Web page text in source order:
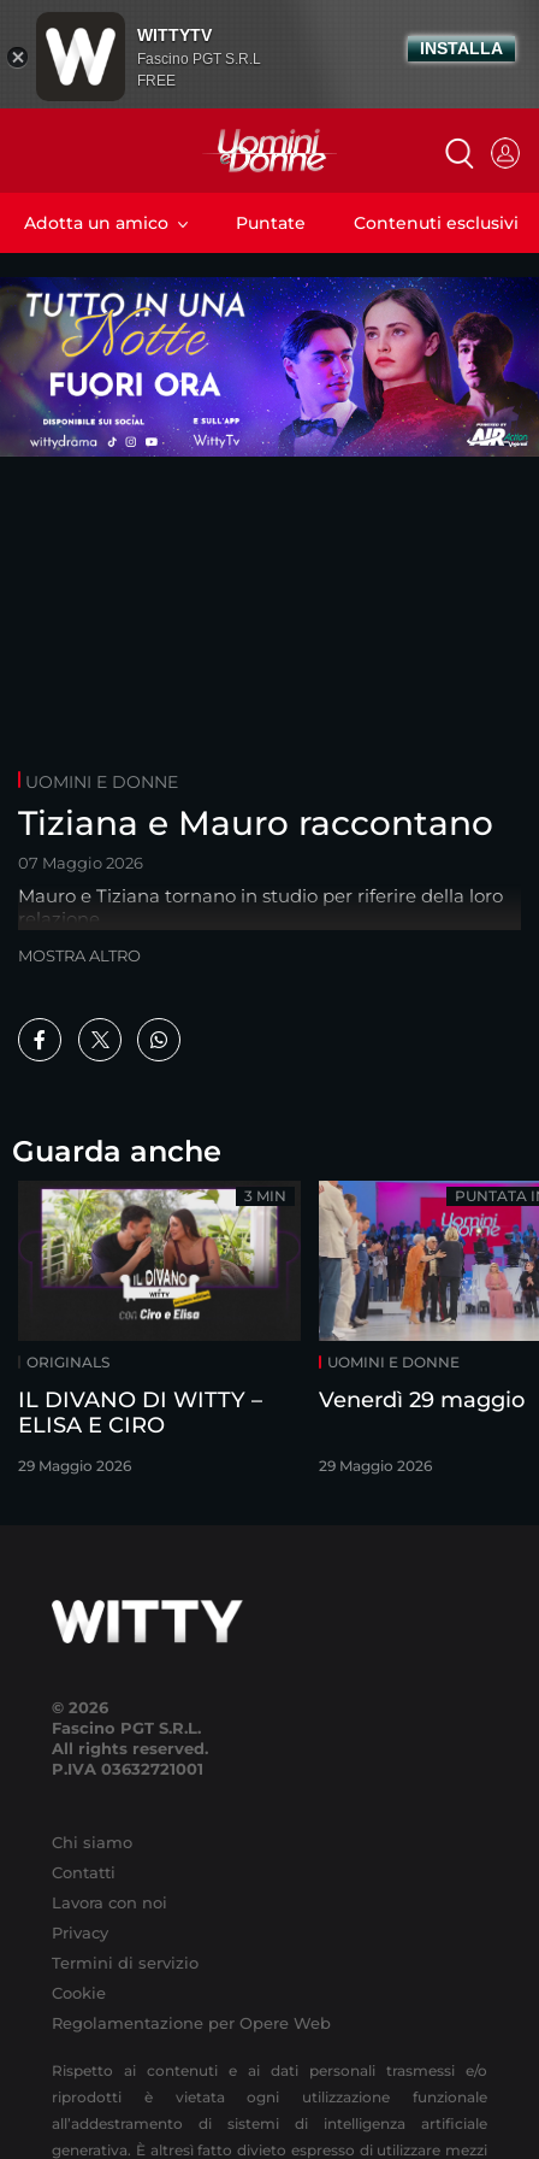
Adotta un amico Puntate Contenuti esclusivi
UOMINI E DONNE
Tiziana e Mauro raccontano
07 Maggio 2026
Mauro e Tiziana tornano in studio per riferire della loro
relazione
MOSTRA ALTRO
Guarda anche
ORIGINALS
IL DIVANO DI WITTY –
ELISA E CIRO
29 Maggio 2026
3 MIN
UOMINI E DONNE
Venerdì 29 maggio
29 Maggio 2026
PUNTATA
© 2026
Fascino PGT S.R.L.
All rights reserved.
P.IVA 03632721001
Chi siamo
Contatti
Lavora con noi
Privacy
Termini di servizio
Cookie
Regolamentazione per Opere Web
Rispetto ai contenuti e ai dati personali trasmessi e/o
riprodotti è vietata ogni utilizzazione funzionale
all’addestramento di sistemi di intelligenza artificiale
generativa. È altresì fatto divieto espresso di utilizzare mezzi
WITTYTV
Fascino PGT S.R.L
FREE
INSTALLA